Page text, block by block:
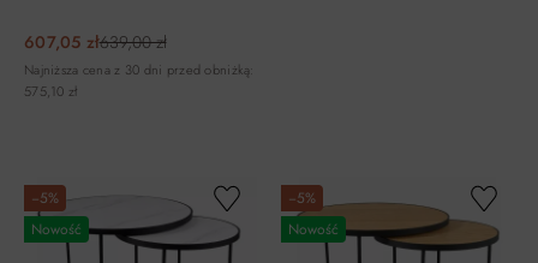
607,05 zł639,00 zł
Najniższa cena z 30 dni przed obniżką:
575,10 zł
−5%
Nowość
−5%
Nowość